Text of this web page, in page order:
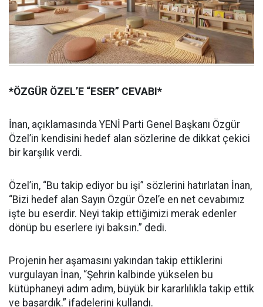
*ÖZGÜR ÖZEL’E “ESER” CEVABI*
İnan, açıklamasında YENİ Parti Genel Başkanı Özgür
Özel’in kendisini hedef alan sözlerine de dikkat çekici
bir karşılık verdi.
Özel’in, “Bu takip ediyor bu işi” sözlerini hatırlatan İnan,
“Bizi hedef alan Sayın Özgür Özel’e en net cevabımız
işte bu eserdir. Neyi takip ettiğimizi merak edenler
dönüp bu eserlere iyi baksın.” dedi.
Projenin her aşamasını yakından takip ettiklerini
vurgulayan İnan, “Şehrin kalbinde yükselen bu
kütüphaneyi adım adım, büyük bir kararlılıkla takip ettik
ve başardık.” ifadelerini kullandı.